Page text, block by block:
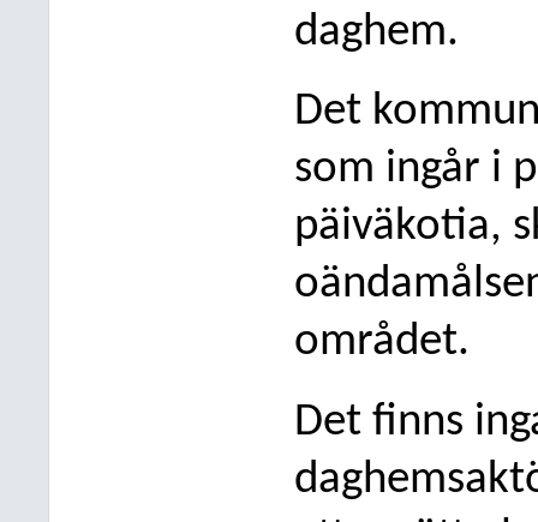
daghem.
Det
som ingår i
päiväkotia,
området.
Det finns